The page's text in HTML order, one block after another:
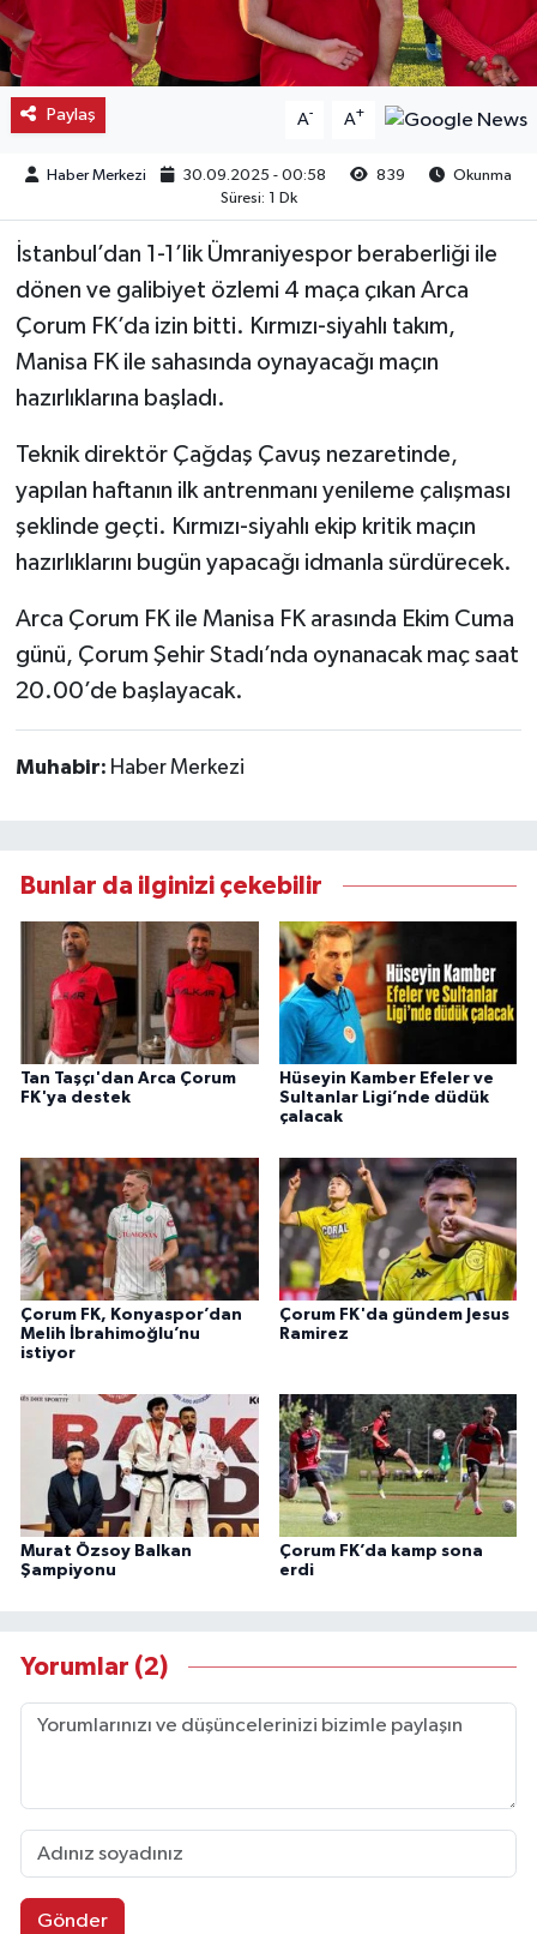
Paylaş A- A+
Haber Merkezi 30.09.2025 - 00:58 839
Okunma
Süresi: 1 Dk
İstanbul’dan 1-1’lik Ümraniyespor beraberliği ile
dönen ve galibiyet özlemi 4 maça çıkan Arca
Çorum FK’da izin bitti. Kırmızı-siyahlı takım,
Manisa FK ile sahasında oynayacağı maçın
hazırlıklarına başladı.
Teknik direktör Çağdaş Çavuş nezaretinde,
yapılan haftanın ilk antrenmanı yenileme çalışması
şeklinde geçti. Kırmızı-siyahlı ekip kritik maçın
hazırlıklarını bugün yapacağı idmanla sürdürecek.
Arca Çorum FK ile Manisa FK arasında Ekim Cuma
günü, Çorum Şehir Stadı’nda oynanacak maç saat
20.00’de başlayacak.
Muhabir: Haber Merkezi
Bunlar da ilginizi çekebilir
Tan Taşçı'dan Arca Çorum
FK'ya destek
Hüseyin Kamber Efeler ve
Sultanlar Ligi’nde düdük
çalacak
Çorum FK, Konyaspor’dan
Melih İbrahimoğlu’nu
istiyor
Çorum FK'da gündem Jesus
Ramirez
Murat Özsoy Balkan
Şampiyonu
Çorum FK’da kamp sona
erdi
Yorumlar (2)
Gönder
Kargı
Laçin
Mecitözü
Oğuzlar
Ortaköy
Osmancık
Sungurlu
Sağlık